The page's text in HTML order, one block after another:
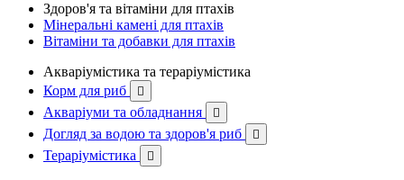
Здоров'я та вітаміни для птахів
Мінеральні камені для птахів
Вітаміни та добавки для птахів
Акваріумістика та тераріумістика
Корм для риб

Акваріуми та обладнання 
Догляд за водою та здоров'я риб 
Тераріумістика 